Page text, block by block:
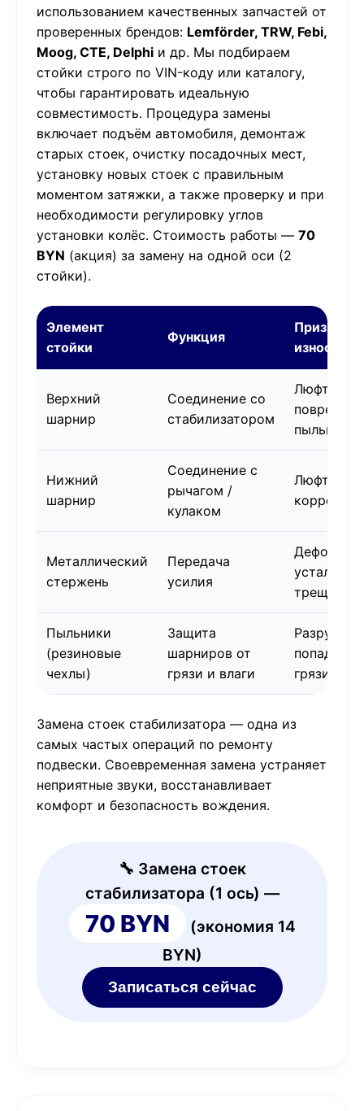
использованием качественных запчастей от
проверенных брендов: Lemförder, TRW, Febi,
Moog, CTE, Delphi и др. Мы подбираем
стойки строго по VIN-коду или каталогу,
чтобы гарантировать идеальную
совместимость. Процедура замены
включает подъём автомобиля, демонтаж
старых стоек, очистку посадочных мест,
установку новых стоек с правильным
моментом затяжки, а также проверку и при
необходимости регулировку углов
установки колёс. Стоимость работы — 70
BYN (акция) за замену на одной оси (2
стойки).
Элемент
стойки
Функция
Признаки
износа
Верхний
шарнир
Соединение со
стабилизатором
Люфт,
пыльника
Нижний
шарнир
Соединение с
рычагом /
кулаком
Люфт,
коррозия
Металлический
стержень
Передача
усилия
трещины
Пыльники
(резиновые
чехлы)
Защита
шарниров от
грязи и влаги
попадание
грязи
Замена стоек стабилизатора — одна из
самых частых операций по ремонту
подвески. Своевременная замена устраняет
неприятные звуки, восстанавливает
комфорт и безопасность вождения.
🔧 Замена стоек
стабилизатора (1 ось) —
70 BYN
(экономия 14
BYN)
Записаться сейчас